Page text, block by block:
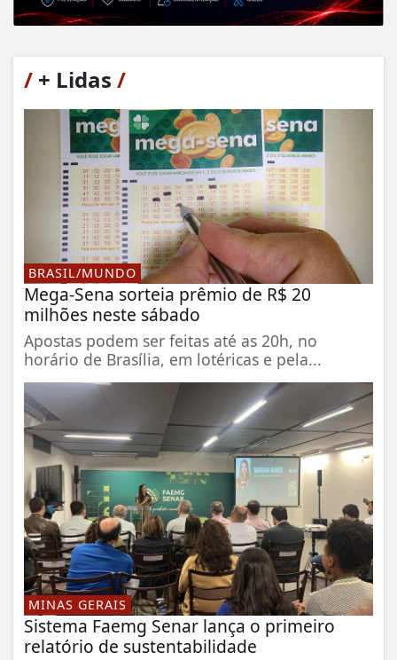
/ + Lidas /
BRASIL/MUNDO
Mega-Sena sorteia prêmio de R$ 20
milhões neste sábado
Apostas podem ser feitas até as 20h, no
horário de Brasília, em lotéricas e pela...
MINAS GERAIS
Sistema Faemg Senar lança o primeiro
relatório de sustentabilidade